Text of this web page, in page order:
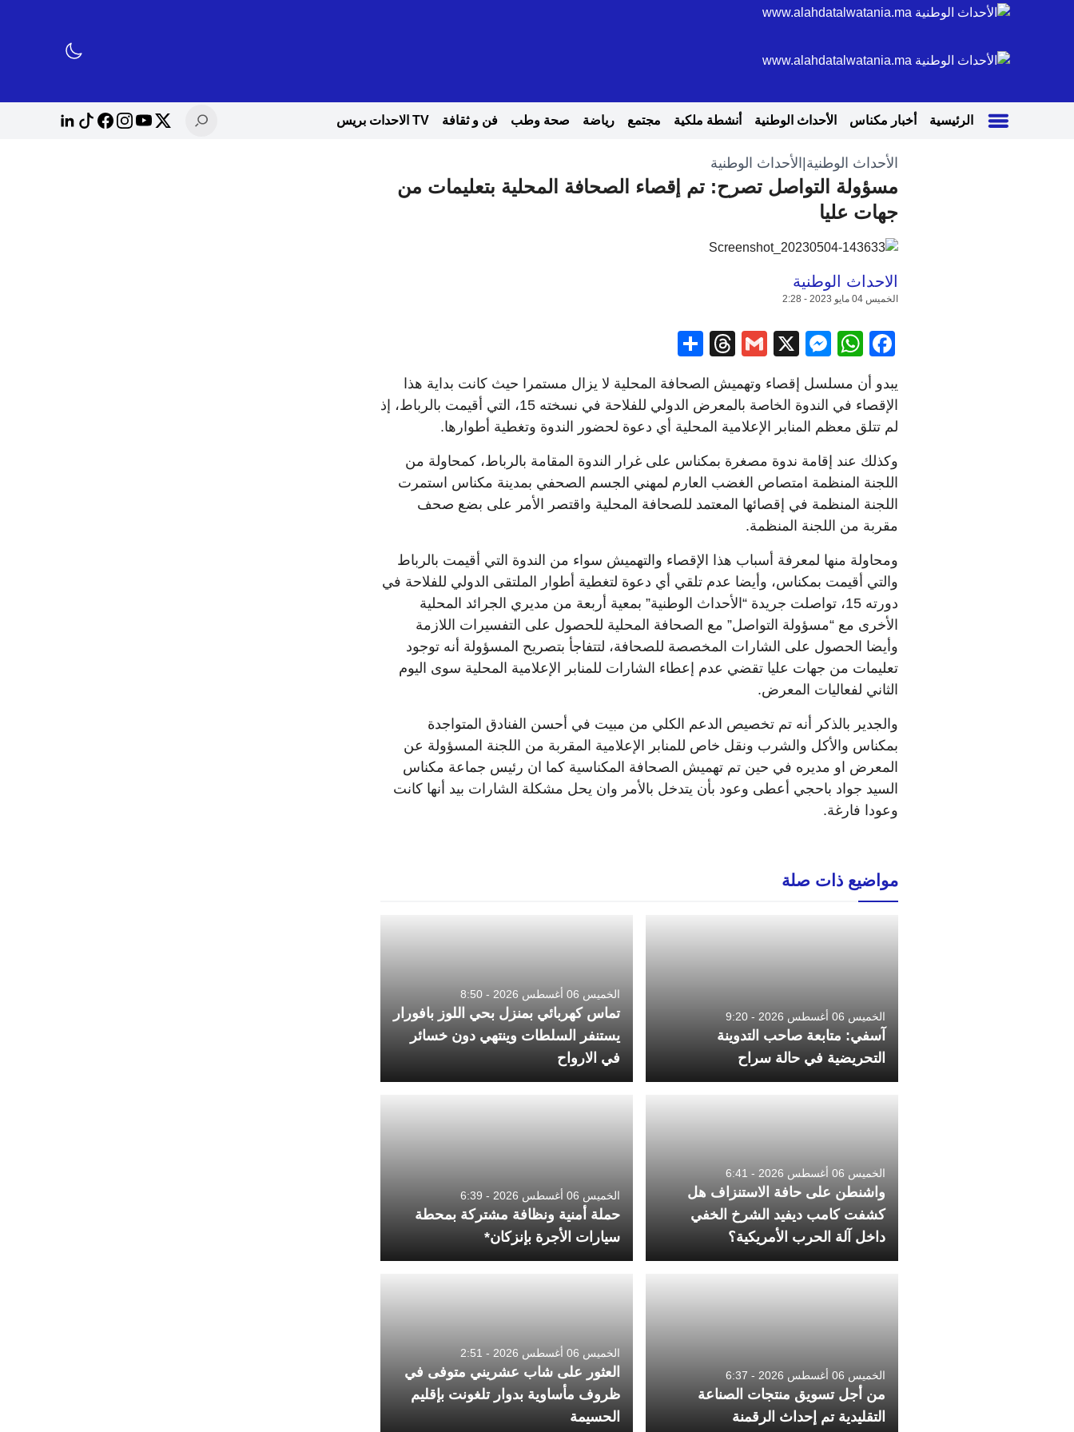
الرئيسية أخبار مكناس الأحداث الوطنية أنشطة ملكية مجتمع رياضة صحة وطب فن و ثقافة TV الاحدات بريس
الأحداث الوطنية الأحداث الوطنية
مسؤولة التواصل تصرح: تم إقصاء الصحافة المحلية بتعليمات من
جهات عليا
الاحداث الوطنية
الخميس 04 مايو 2023 - 2:28
Facebook
WhatsApp
Messenger
X
Gmail
Threads
يبدو أن مسلسل إقصاء وتهميش الصحافة المحلية لا يزال مستمرا حيث كانت بداية هذا
الإقصاء في الندوة الخاصة بالمعرض الدولي للفلاحة في نسخته 15، التي أقيمت بالرباط، إذ
لم تتلق معظم المنابر الإعلامية المحلية أي دعوة لحضور الندوة وتغطية أطوارها.
وكذلك عند إقامة ندوة مصغرة بمكناس على غرار الندوة المقامة بالرباط، كمحاولة من
اللجنة المنظمة امتصاص الغضب العارم لمهني الجسم الصحفي بمدينة مكناس استمرت
اللجنة المنظمة في إقصائها المعتمد للصحافة المحلية واقتصر الأمر على بضع صحف
مقربة من اللجنة المنظمة.
ومحاولة منها لمعرفة أسباب هذا الإقصاء والتهميش سواء من الندوة التي أقيمت بالرباط
والتي أقيمت بمكناس، وأيضا عدم تلقي أي دعوة لتغطية أطوار الملتقى الدولي للفلاحة في
دورته 15، تواصلت جريدة “الأحداث الوطنية” بمعية أربعة من مديري الجرائد المحلية
الأخرى مع “مسؤولة التواصل” مع الصحافة المحلية للحصول على التفسيرات اللازمة
وأيضا الحصول على الشارات المخصصة للصحافة، لتتفاجأ بتصريح المسؤولة أنه توجود
تعليمات من جهات عليا تقضي عدم إعطاء الشارات للمنابر الإعلامية المحلية سوى اليوم
الثاني لفعاليات المعرض.
والجدير بالذكر أنه تم تخصيص الدعم الكلي من مبيت في أحسن الفنادق المتواجدة
بمكناس والأكل والشرب ونقل خاص للمنابر الإعلامية المقربة من اللجنة المسؤولة عن
المعرض او مديره في حين تم تهميش الصحافة المكناسية كما ان رئيس جماعة مكناس
السيد جواد باحجي أعطى وعود بأن يتدخل بالأمر وان يحل مشكلة الشارات بيد أنها كانت
وعودا فارغة.
مواضيع ذات صلة
الخميس 06 أغسطس 2026 - 9:20
آسفي: متابعة صاحب التدوينة
التحريضية في حالة سراح
الخميس 06 أغسطس 2026 - 8:50
تماس كهربائي بمنزل بحي اللوز بافورار
يستنفر السلطات وينتهي دون خسائر
في الارواح
الخميس 06 أغسطس 2026 - 6:41
واشنطن على حافة الاستنزاف هل
كشفت كامب ديفيد الشرخ الخفي
داخل آلة الحرب الأمريكية؟
الخميس 06 أغسطس 2026 - 6:39
حملة أمنية ونظافة مشتركة بمحطة
سيارات الأجرة بإنزكان*
الخميس 06 أغسطس 2026 - 6:37
من أجل تسويق منتجات الصناعة
التقليدية تم إحداث الرقمنة
الخميس 06 أغسطس 2026 - 2:51
العثور على شاب عشريني متوفى في
ظروف مأساوية بدوار تلغونت بإقليم
الحسيمة